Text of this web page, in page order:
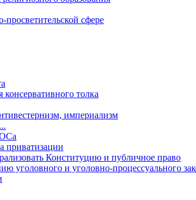
просветительской сфере
толка
империализм
приватизации
Конституцию и публичное право
уголовного и уголовно-процессуального